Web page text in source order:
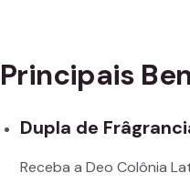
Principais
Dupla de
Receba a Deo Colônia